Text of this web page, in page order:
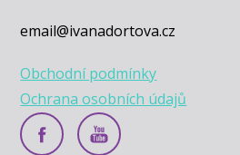
email@ivanadortova.cz
Obchodní podmínky
Ochrana osobních údajů